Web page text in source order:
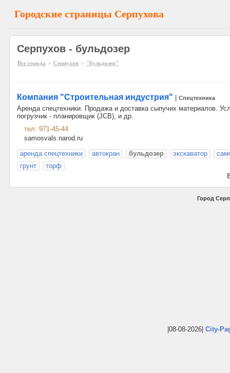
Городские страницы Серпухова
Серпухов - бульдозер
Все города » Серпухов » "бульдозер"
Компания "Строительная индустрия" Спецтехника
Аренда спецтехники. Продажа и доставка сыпучих материалов.
погрузчик - планировщик (JCB), и др.
тел: 971-45-44
samosvals.narod.ru
аренда спецтехники
автокран бульдозер экскаватор
грунт
торф
Город
|08-08-2026| City-